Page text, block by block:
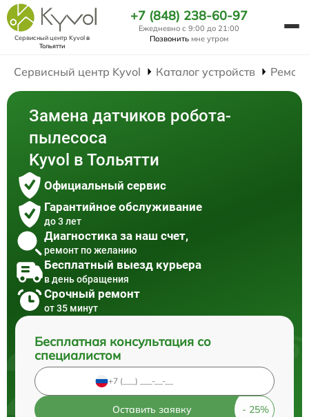
Сервисный центр Kyvolв
Тольятти
+7 (848) 238-60-97
Ежедневно с 9:00 до 21:00
Позвонить мне утром
Сервисный центр Kyvol Каталог устройств
Замена датчиков робота-
пылесоса
Kyvol в Тольятти
Официальный сервис
Гарантийное обслуживание
до 3 лет
Диагностика за наш счет,
ремонт по желанию
Бесплатный выезд курьера
в день обращения
Срочный ремонт
от 35 минут
Бесплатная консультация со
специалистом
Оставить заявку